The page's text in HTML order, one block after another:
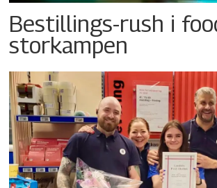
Bestillings-rush i
storkampen